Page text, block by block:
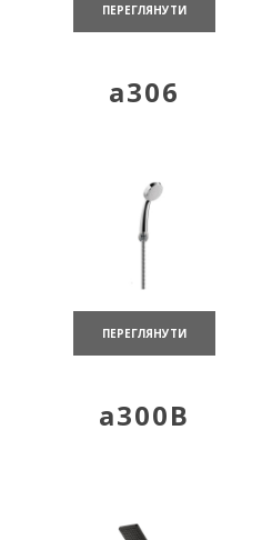
ПЕРЕГЛЯНУТИ
a306
ПЕРЕГЛЯНУТИ
a300B